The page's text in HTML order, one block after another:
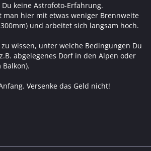
keine Astrofoto-Erfahrung.
man hier mit etwas weniger Brennweite
und arbeitet sich langsam hoch.
wissen, unter welche Bedingungen Du
abgelegenes Dorf in den Alpen oder
Versenke das Geld nicht!